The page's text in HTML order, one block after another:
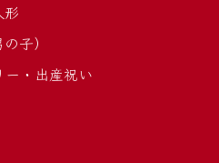
形
子）
・出産祝い